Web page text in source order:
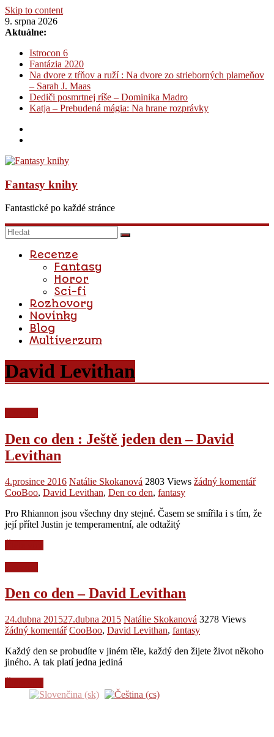
Skip to content
9. srpna 2026
Aktuálne:
Istrocon 6
Fantázia 2020
Na dvore z tŕňov a ruží : Na dvore zo strieborných plameňov
– Sarah J. Maas
Dediči posmrtnej ríše – Dominika Madro
Katja – Prebudená mágia: Na hrane rozprávky
Fantasy knihy
Fantastické po každé stránce
Recenze
Fantasy
Horor
Sci-fi
Rozhovory
Novinky
Blog
Multiverzum
David Levithan
Den co den : Ještě jeden den – David
Levithan
4.prosince 2016 Natálie Skokanová 2803 Views žádný komentář
CooBoo, David Levithan, Den co den, fantasy
Pro Rhiannon jsou všechny dny stejné. Časem se smířila i s tím, že
její přítel Justin je temperamentní, ale odtažitý
Den co den – David Levithan
24.dubna 201527.dubna 2015 Natálie Skokanová 3278 Views
žádný komentář CooBoo, David Levithan, fantasy
Každý den se probudíte v jiném těle, každý den žijete život někoho
jiného. A tak platí jedna jediná